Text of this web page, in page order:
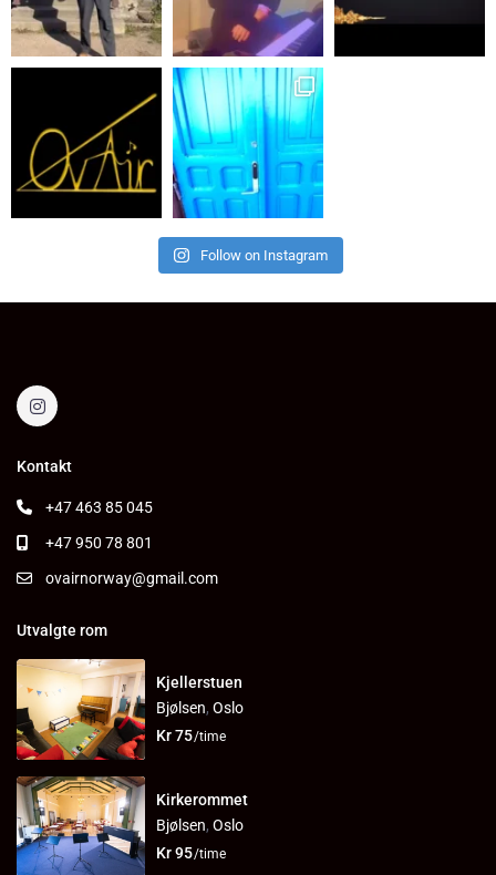
Follow on Instagram
Kontakt
+47 463 85 045
+47 950 78 801
ovairnorway@gmail.com
Utvalgte rom
Kjellerstuen
Bjølsen, Oslo
Kr 75/time
Kirkerommet
Bjølsen, Oslo
Kr 95/time